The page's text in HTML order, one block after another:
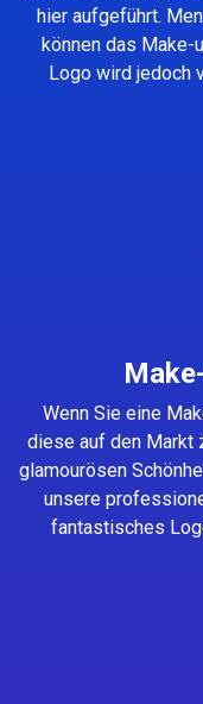
hier aufgeführt.
können das Make-
Logo wird jedoch
Wenn Sie eine
diese auf den Markt
glamourösen
unsere
fantastisches